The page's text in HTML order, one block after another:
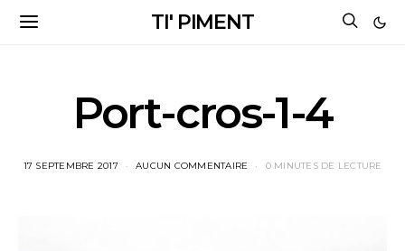
TI' PIMENT
Port-cros-1-4
17 SEPTEMBRE 2017 AUCUN COMMENTAIRE 0 MINUTES DE LECTURE